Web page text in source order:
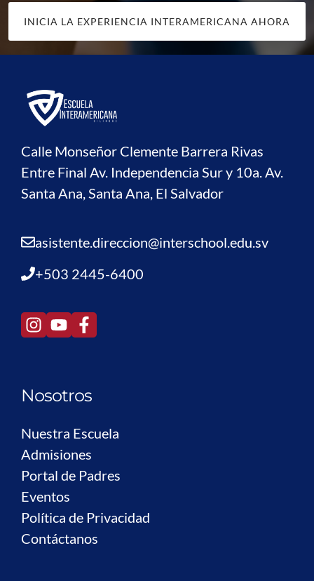
INICIA LA EXPERIENCIA INTERAMERICANA AHORA
Calle Monseñor Clemente Barrera Rivas
Entre Final Av. Independencia Sur y 10a. Av.
Santa Ana, Santa Ana, El Salvador
asistente.direccion@interschool.edu.sv
+503 2445-6400
Nosotros
Nuestra Escuela
Admisiones
Portal de Padres
Eventos
Política de Privacidad
Contáctanos